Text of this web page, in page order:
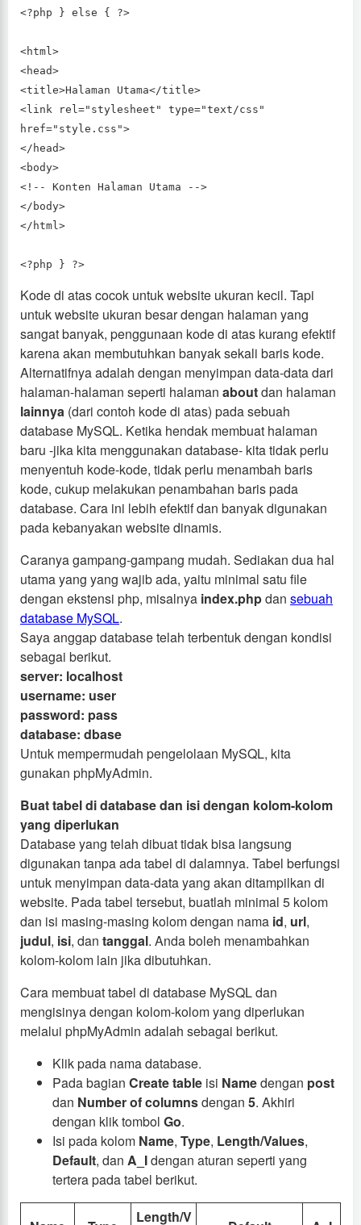
<?php } else { ?>
<html>
<head>
<title>Halaman Utama</title>
<link rel="stylesheet" type="text/css"
href="style.css">
</head>
<body>
<!-- Konten Halaman Utama -->
</body>
</html>
<?php } ?>
Kode di atas cocok untuk website ukuran kecil. Tapi
untuk website ukuran besar dengan halaman yang
sangat banyak, penggunaan kode di atas kurang efektif
karena akan membutuhkan banyak sekali baris kode.
Alternatifnya adalah dengan menyimpan data-data dari
halaman-halaman seperti halaman aboutdan halaman
lainnya (dari contoh kode di atas) pada sebuah
database MySQL. Ketika hendak membuat halaman
baru -jika kita menggunakan database- kita tidak perlu
menyentuh kode-kode, tidak perlu menambah baris
kode, cukup melakukan penambahan baris pada
database. Cara ini lebih efektif dan banyak digunakan
pada kebanyakan website dinamis.
Caranya gampang-gampang mudah. Sediakan dua hal
utama yang yang wajib ada, yaitu minimal satu file
dengan ekstensi php, misalnya index.phpdan sebuah
database MySQL.
Saya anggap database telah terbentuk dengan kondisi
sebagai berikut.
server: localhost
username: user
password: pass
database: dbase
Untuk mempermudah pengelolaan MySQL, kita
gunakan phpMyAdmin.
Buat tabel di database dan isi dengan kolom-kolom
yang diperlukan
Database yang telah dibuat tidak bisa langsung
digunakan tanpa ada tabel di dalamnya. Tabel berfungsi
untuk menyimpan data-data yang akan ditampilkan di
website. Pada tabel tersebut, buatlah minimal 5 kolom
dan isi masing-masing kolom dengan nama id, url,
judul, isi, dan tanggal. Anda boleh menambahkan
kolom-kolom lain jika dibutuhkan.
Cara membuat tabel di database MySQL dan
mengisinya dengan kolom-kolom yang diperlukan
melalui phpMyAdmin adalah sebagai berikut.
Klik pada nama database.
Pada bagian Create table isi Namedengan post
dan Number of columnsdengan 5. Akhiri
dengan klik tombol Go.
Isi pada kolom Name, Type, Length/Values,
Default, dan A_Idengan aturan seperti yang
tertera pada tabel berikut.
Length/V